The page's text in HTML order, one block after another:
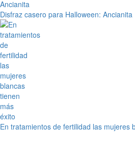
Disfraz casero para Halloween: Ancianita
En tratamientos de fertilidad las mujeres